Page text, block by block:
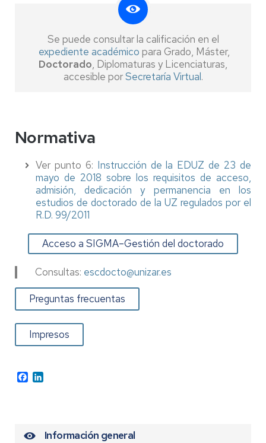
Se puede consultar la calificación en el
expediente académico para Grado, Máster,
Doctorado, Diplomaturas y Licenciaturas,
accesible porSecretaría Virtual.
Normativa
Ver punto 6: Instrucción de la EDUZ de 23 de
mayo de 2018 sobre los requisitos de acceso,
admisión, dedicación y permanencia en los
estudios de doctorado de la UZ regulados por el
R.D. 99/2011
Acceso a SIGMA–Gestión del doctorado
Consultas: escdocto@unizar.es
Preguntas frecuentas
Impresos
Facebook
Información general